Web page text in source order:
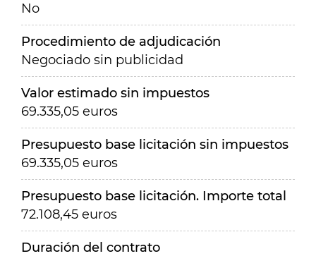
No
Procedimiento de adjudicación
Negociado sin publicidad
Valor estimado sin impuestos
69.335,05 euros
Presupuesto base licitación sin impuestos
69.335,05 euros
Presupuesto base licitación. Importe total
72.108,45 euros
Duración del contrato